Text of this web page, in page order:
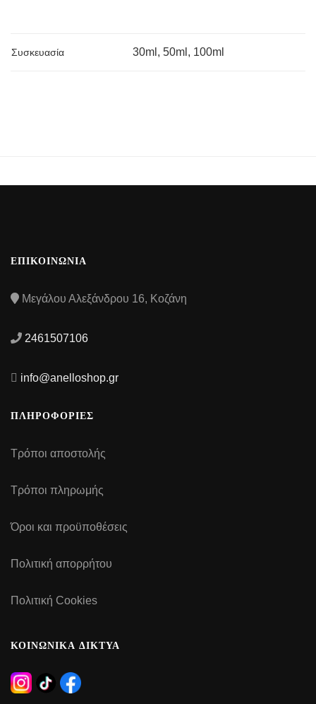
Συσκευασία 30ml, 50ml, 100ml
ΕΠΙΚΟΙΝΩΝΙΑ
Μεγάλου Αλεξάνδρου 16, Κοζάνη
2461507106
info@anelloshop.gr
ΠΛΗΡΟΦΟΡΙΕΣ
Τρόποι αποστολής
Τρόποι πληρωμής
Όροι και προϋποθέσεις
Πολιτική απορρήτου
Πολιτική Cookies
ΚΟΙΝΩΝΙΚΑ ΔΙΚΤΥΑ